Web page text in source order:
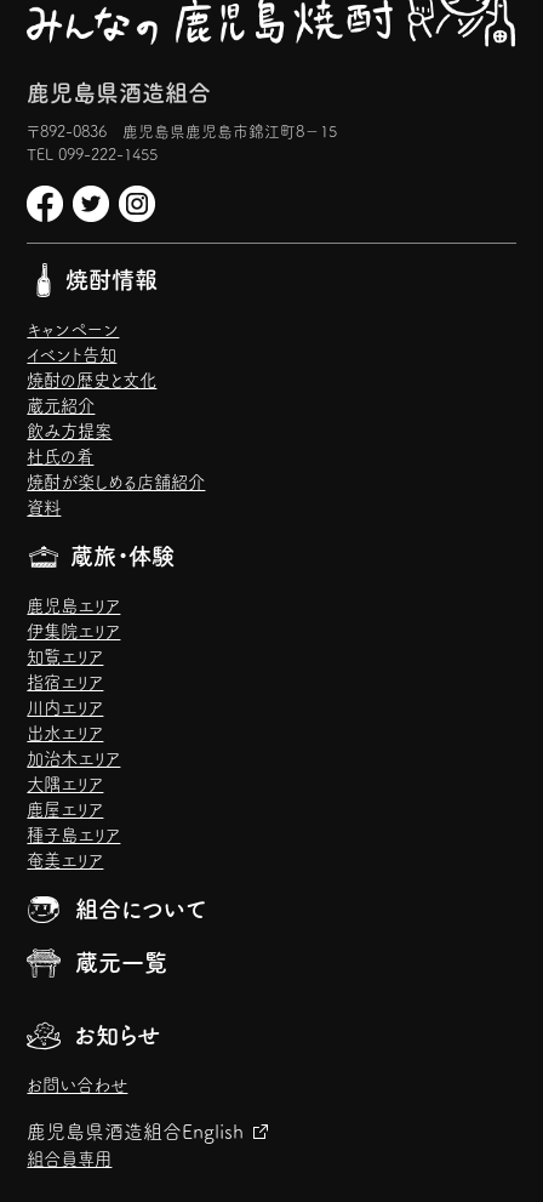
鹿児島県酒造組合
〒892-0836 鹿児島県鹿児島市錦江町8−15
TEL 099-222-1455
焼酎情報
キャンペーン
イベント告知
焼酎の歴史と文化
蔵元紹介
飲み方提案
杜氏の肴
焼酎が楽しめる店舗紹介
資料
蔵旅・体験
鹿児島エリア
伊集院エリア
知覧エリア
指宿エリア
川内エリア
出水エリア
加治木エリア
大隅エリア
鹿屋エリア
種子島エリア
奄美エリア
組合について
蔵元一覧
お知らせ
お問い合わせ
鹿児島県酒造組合English
組合員専用